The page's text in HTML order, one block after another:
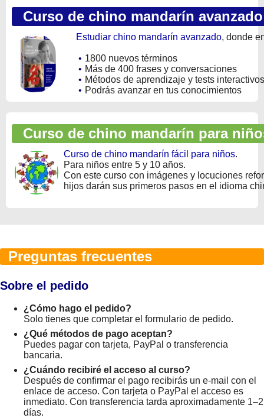
Curso de chino mandarín avanzado
Estudiar chino mandarín avanzado, donde
• 1800 nuevos términos
• Más de 400 frases y conversaciones
• Métodos de aprendizaje y tests interactivos
• Podrás avanzar en tus conocimientos
Curso de chino mandarín para
Curso de chino mandarín fácil para niños.
Para niños entre 5 y 10 años.
Con este curso con imágenes y locuciones
hijos darán sus primeros pasos en el idioma
Preguntas frecuentes
Sobre el pedido
¿Cómo hago el pedido?
Solo tienes que completar el formulario de pedido.
¿Qué métodos de pago aceptan?
Puedes pagar con tarjeta, PayPal o transferencia
bancaria.
¿Cuándo recibiré el acceso al curso?
Después de confirmar el pago recibirás un e-mail con el
enlace de acceso. Con tarjeta o PayPal el acceso es
inmediato. Con transferencia tarda aproximadamente 1–2
días.